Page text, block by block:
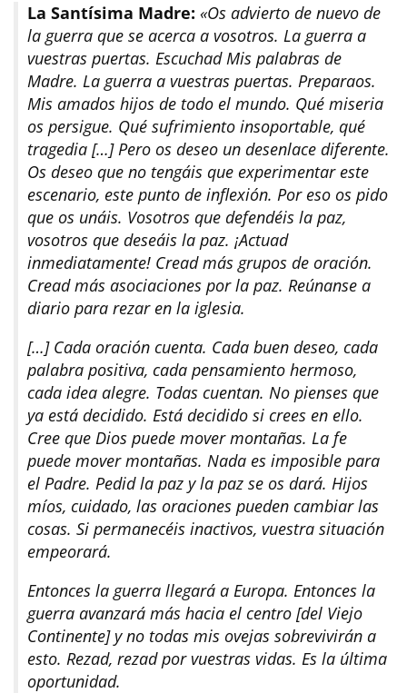
La Santísima Madre: «Os advierto de nuevo de
la guerra que se acerca a vosotros. La guerra a
vuestras puertas. Escuchad Mis palabras de
Madre. La guerra a vuestras puertas. Preparaos.
Mis amados hijos de todo el mundo. Qué miseria
os persigue. Qué sufrimiento insoportable, qué
tragedia […] Pero os deseo un desenlace diferente.
Os deseo que no tengáis que experimentar este
escenario, este punto de inflexión. Por eso os pido
que os unáis. Vosotros que defendéis la paz,
vosotros que deseáis la paz. ¡Actuad
inmediatamente! Cread más grupos de oración.
Cread más asociaciones por la paz. Reúnanse a
diario para rezar en la iglesia.
[…] Cada oración cuenta. Cada buen deseo, cada
palabra positiva, cada pensamiento hermoso,
cada idea alegre. Todas cuentan. No pienses que
ya está decidido. Está decidido si crees en ello.
Cree que Dios puede mover montañas. La fe
puede mover montañas. Nada es imposible para
el Padre. Pedid la paz y la paz se os dará. Hijos
míos, cuidado, las oraciones pueden cambiar las
cosas. Si permanecéis inactivos, vuestra situación
empeorará.
Entonces la guerra llegará a Europa. Entonces la
guerra avanzará más hacia el centro [del Viejo
Continente] y no todas mis ovejas sobrevivirán a
esto. Rezad, rezad por vuestras vidas. Es la última
oportunidad.